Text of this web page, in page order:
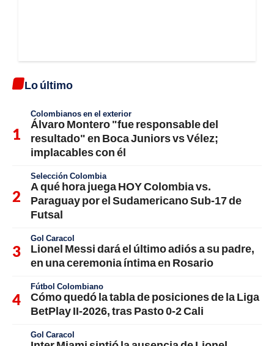
Lo último
Colombianos en el exterior
Álvaro Montero "fue responsable del
resultado" en Boca Juniors vs Vélez;
implacables con él
Selección Colombia
A qué hora juega HOY Colombia vs.
Paraguay por el Sudamericano Sub-17 de
Futsal
Gol Caracol
Lionel Messi dará el último adiós a su padre,
en una ceremonia íntima en Rosario
Fútbol Colombiano
Cómo quedó la tabla de posiciones de la Liga
BetPlay II-2026, tras Pasto 0-2 Cali
Gol Caracol